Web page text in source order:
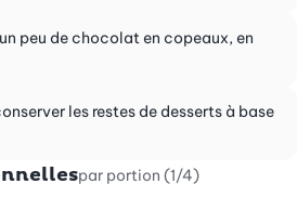
peu de chocolat en copeaux, en
les restes de desserts à base
par portion (1/4)